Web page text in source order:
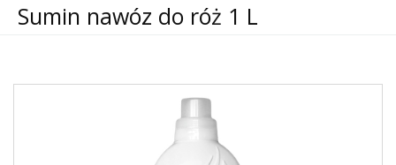
Sumin nawóz do róż 1 L